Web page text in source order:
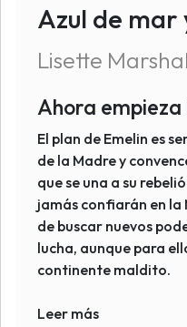
Azul de mar
Lisette
Ahora
El plan de Emelin es
de la Madre y
que se una a su
jamás confiarán en la
de buscar nuevos
lucha, aunque para
continente maldito.
Leer más